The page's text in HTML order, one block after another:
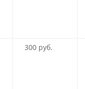
300 руб.